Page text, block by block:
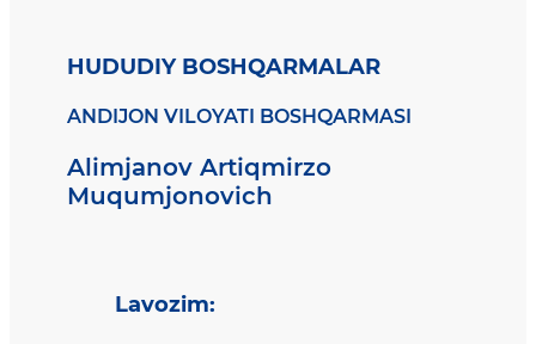
HUDUDIY BOSHQARMALAR
ANDIJON VILOYATI BOSHQARMASI
Alimjanov Artiqmirzo
Muqumjonovich
Lavozim: